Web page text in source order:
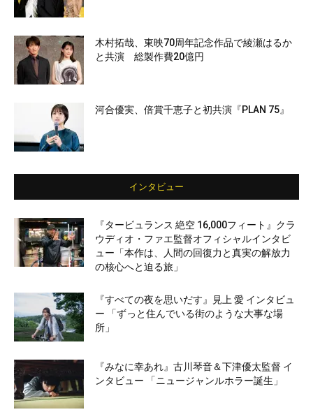
木村拓哉、東映70周年記念作品で綾瀬はるか
と共演 総製作費20億円
河合優実、倍賞千恵子と初共演『PLAN 75』
インタビュー
『タービュランス 絶空 16,000フィート』クラ
ウディオ・ファエ監督オフィシャルインタビ
ュー「本作は、人間の回復力と真実の解放力
の核心へと迫る旅」
『すべての夜を思いだす』見上 愛 インタビュ
ー 「ずっと住んでいる街のような大事な場
所」
『みなに幸あれ』古川琴音＆下津優太監督 イ
ンタビュー 「ニュージャンルホラー誕生」